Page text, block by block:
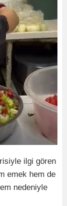
ilgi gören
emek hem de
nedeniyle